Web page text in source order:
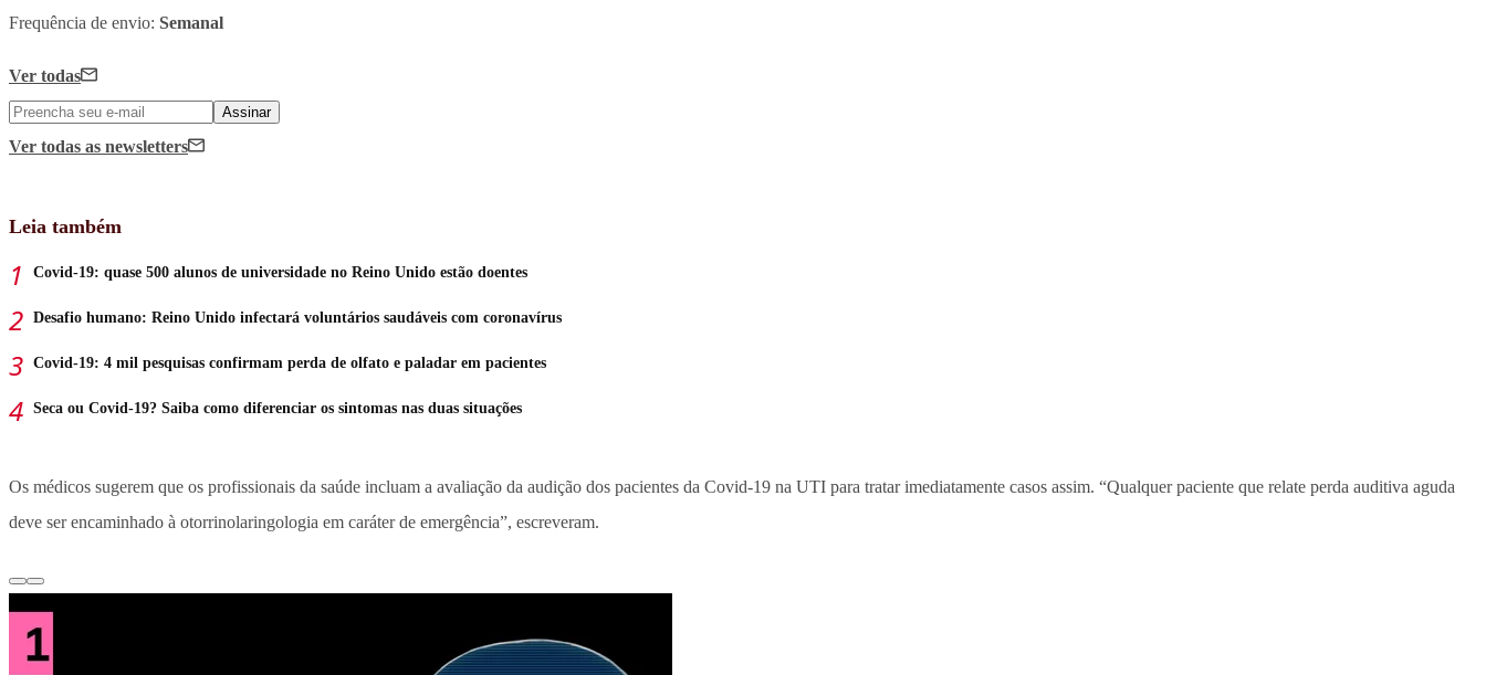
Frequência de envio: Semanal
Ver todas
Assinar
Ver todas as newsletters
Leia também
Covid-19: quase 500 alunos de universidade no Reino Unido estão doentes
Desafio humano: Reino Unido infectará voluntários saudáveis com coronavírus
Covid-19: 4 mil pesquisas confirmam perda de olfato e paladar em pacientes
Seca ou Covid-19? Saiba como diferenciar os sintomas nas duas situações
Os médicos sugerem que os profissionais da saúde incluam a avaliação da audição dos pacientes da Covid-19 na UTI para tratar imediatamente casos assim. “Qualquer paciente que relate perda auditiva aguda
deve ser encaminhado à otorrinolaringologia em caráter de emergência”, escreveram.